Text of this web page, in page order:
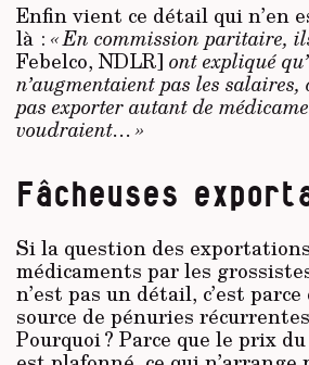
Enfin vient ce détail qui n’en
là : « En commission paritaire,
Febelco, NDLR] ont expliqué
n’augmentaient pas les
pas exporter autant de
voudraient… »
Fâcheuses
Si la question des
médicaments par les
n’est pas un détail, c’est parce
source de pénuries
Pourquoi ? Parce que le prix